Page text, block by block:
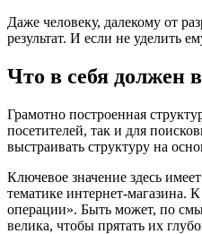
Даже человеку, далекому от
результат. И если не уделить
Что в себя должен
Грамотно построенная
посетителей, так и для
выстраивать структуру на
Ключевое значение здесь
тематике интернет-магазина.
операции». Быть может, по
велика, чтобы прятать их